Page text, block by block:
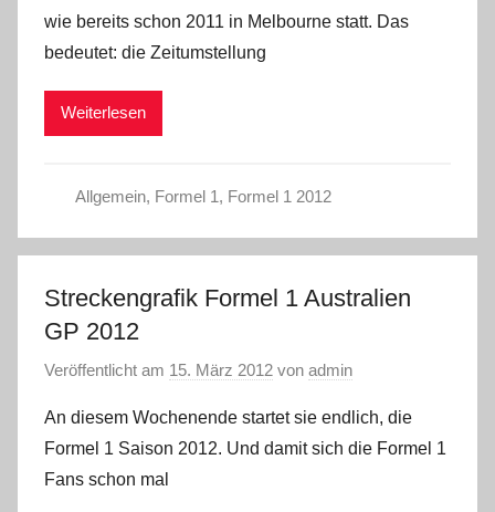
wie bereits schon 2011 in Melbourne statt. Das
bedeutet: die Zeitumstellung
Weiterlesen
Allgemein, Formel 1, Formel 1 2012
Streckengrafik Formel 1 Australien
GP 2012
Veröffentlicht am 15. März 2012 von admin
An diesem Wochenende startet sie endlich, die
Formel 1 Saison 2012. Und damit sich die Formel 1
Fans schon mal